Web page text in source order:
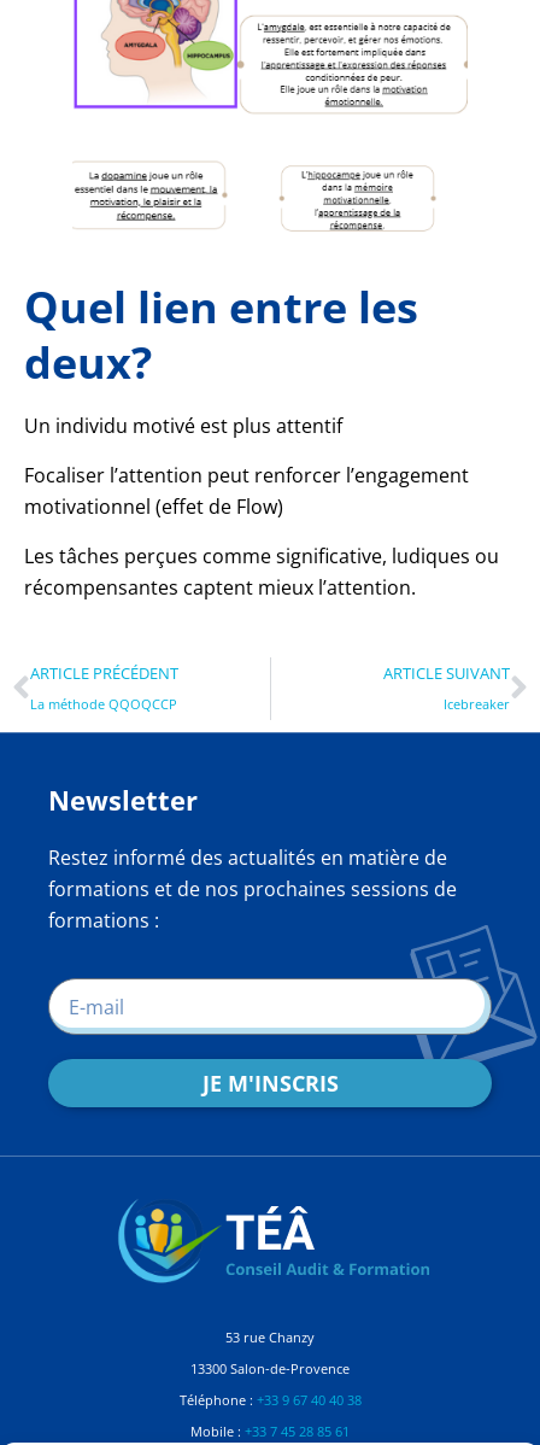
Quel lien entre les
deux?
Un individu motivé est plus attentif
Focaliser l’attention peut renforcer l’engagement
motivationnel (effet de Flow)
Les tâches perçues comme significative, ludiques ou
récompensantes captent mieux l’attention.
ARTICLE PRÉCÉDENT
La méthode QQOQCCP
ARTICLE SUIVANT
Icebreaker
Newsletter
Restez informé des actualités en matière de
formations et de nos prochaines sessions de
formations :
JE M'INSCRIS
53 rue Chanzy
13300 Salon-de-Provence
Téléphone : +33 9 67 40 40 38
Mobile : +33 7 45 28 85 61